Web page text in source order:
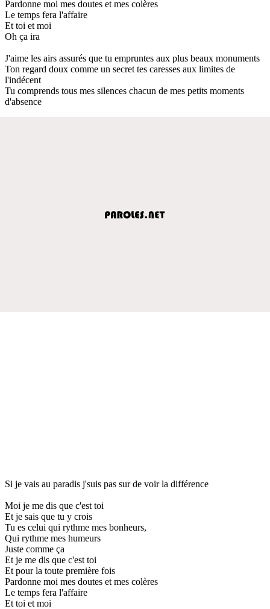
Pardonne moi mes doutes et mes colères
Le temps fera l'affaire
Et toi et moi
Oh ça ira
J'aime les airs assurés que tu empruntes aux plus beaux monuments
Ton regard doux comme un secret tes caresses aux limites de
l'indécent
Tu comprends tous mes silences chacun de mes petits moments
d'absence
Si je vais au paradis j'suis pas sur de voir la différence
Moi je me dis que c'est toi
Et je sais que tu y crois
Tu es celui qui rythme mes bonheurs,
Qui rythme mes humeurs
Juste comme ça
Et je me dis que c'est toi
Et pour la toute première fois
Pardonne moi mes doutes et mes colères
Le temps fera l'affaire
Et toi et moi